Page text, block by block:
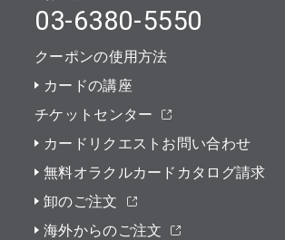
03-6380-5550
クーポンの使用方法
カードの講座
チケットセンター
カードリクエストお問い合わせ
無料オラクルカードカタログ請求
卸のご注文
海外からのご注文